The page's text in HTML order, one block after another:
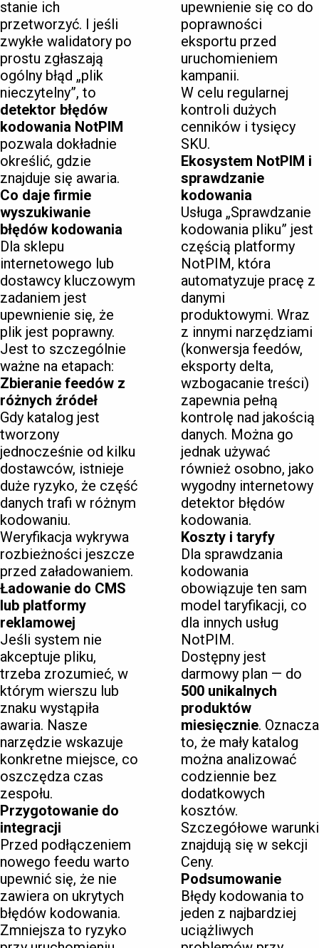
stanie ich
przetworzyć. I jeśli
zwykłe walidatory po
prostu zgłaszają
ogólny błąd „plik
nieczytelny”, to
detektor błędów
kodowania NotPIM
pozwala dokładnie
określić, gdzie
znajduje się awaria.
Co daje firmie
wyszukiwanie
błędów kodowania
Dla sklepu
internetowego lub
dostawcy kluczowym
zadaniem jest
upewnienie się, że
plik jest poprawny.
Jest to szczególnie
ważne na etapach:
Zbieranie feedów z
różnych źródeł
Gdy katalog jest
tworzony
jednocześnie od kilku
dostawców, istnieje
duże ryzyko, że część
danych trafi w różnym
kodowaniu.
Weryfikacja wykrywa
rozbieżności jeszcze
przed załadowaniem.
Ładowanie do CMS
lub platformy
reklamowej
Jeśli system nie
akceptuje pliku,
trzeba zrozumieć, w
którym wierszu lub
znaku wystąpiła
awaria. Nasze
narzędzie wskazuje
konkretne miejsce, co
oszczędza czas
zespołu.
Przygotowanie do
integracji
Przed podłączeniem
nowego feedu warto
upewnić się, że nie
zawiera on ukrytych
błędów kodowania.
Zmniejsza to ryzyko
upewnienie się co do
poprawności
eksportu przed
uruchomieniem
kampanii.
W celu regularnej
kontroli dużych
cenników i tysięcy
SKU.
Ekosystem NotPIM i
sprawdzanie
kodowania
Usługa „Sprawdzanie
kodowania pliku” jest
częścią platformy
NotPIM, która
automatyzuje pracę z
danymi
produktowymi. Wraz
z innymi narzędziami
(konwersja feedów,
eksporty delta,
wzbogacanie treści)
zapewnia pełną
kontrolę nad jakością
danych. Można go
jednak używać
również osobno, jako
wygodny internetowy
detektor błędów
kodowania.
Koszty i taryfy
Dla sprawdzania
kodowania
obowiązuje ten sam
model taryfikacji, co
dla innych usług
NotPIM.
Dostępny jest
darmowy plan — do
500 unikalnych
produktów
miesięcznie. Oznacza
to, że mały katalog
można analizować
codziennie bez
dodatkowych
kosztów.
Szczegółowe warunki
znajdują się w sekcji
Ceny.
Podsumowanie
Błędy kodowania to
jeden z najbardziej
uciążliwych